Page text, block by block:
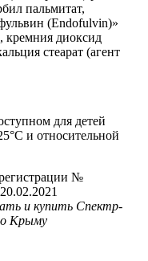
пальмитат,
(Endofulvin)»
кремния диоксид
стеарат (агент
для детей
и относительной
№
и купить Спектр-
Крыму